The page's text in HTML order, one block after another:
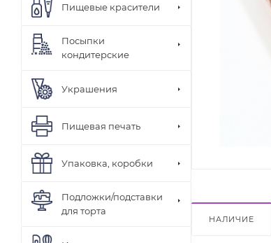
НАЛИЧИЕ
Пищевые красители
Посыпки
кондитерские
Украшения
Пищевая печать
Упаковка, коробки
Подложки/подставки
для торта